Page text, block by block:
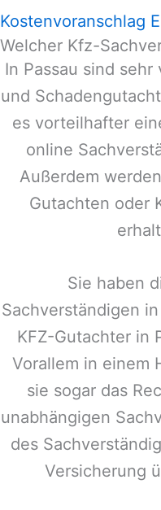
Kostenvoranschlag
Welcher Kfz-
In Passau sind sehr
und
es vorteilhafter
online
Außerdem
Gutachten oder
Sie haben
Sachverständigen in
KFZ-Gutachter in
Vorallem in einem
sie sogar das
unabhängigen
des
Versicherung